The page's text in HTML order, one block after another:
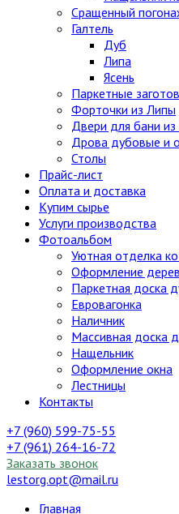
Сращенный
Галтель
Дуб
Липа
Ясень
Паркетные
Форточки из Липы
Двери для бани
Дрова дубовые и
Столы
Прайс-лист
Оплата и доставка
Купим сырье
Услуги производства
Фотоальбом
Уютная отделка
Оформление
Паркетная доска
Евровагонка
Наличник
Массивная доска
Нащельник
Оформление окна
Лестницы
Контакты
+7 (960) 599-75-55
+7 (961) 264-16-72
Заказать звонок
lestorg.opt@mail.ru
Главная